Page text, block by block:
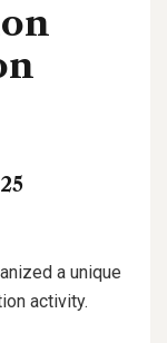
a unique
activity.